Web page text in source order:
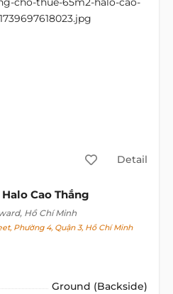
Detail
Halo Cao Thắng
Hồ Chí Minh
Phường 4, Quận 3, Hồ Chí Minh
Ground (Backside)